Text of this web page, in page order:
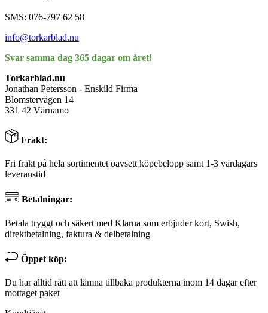
SMS: 076-797 62 58
info@torkarblad.nu
Svar samma dag 365 dagar om året!
Torkarblad.nu
Jonathan Petersson - Enskild Firma
Blomstervägen 14
331 42 Värnamo
Frakt:
Fri frakt på hela sortimentet oavsett köpebelopp samt 1-3 vardagars
leveranstid
Betalningar:
Betala tryggt och säkert med Klarna som erbjuder kort, Swish,
direktbetalning, faktura & delbetalning
Öppet köp:
Du har alltid rätt att lämna tillbaka produkterna inom 14 dagar efter
mottaget paket